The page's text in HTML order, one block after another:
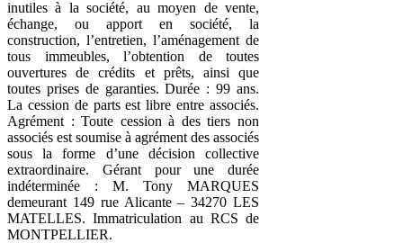
inutiles à la société, au moyen de vente,
échange, ou apport en société, la
construction, l’entretien, l’aménagement de
tous immeubles, l’obtention de toutes
ouvertures de crédits et prêts, ainsi que
toutes prises de garanties. Durée : 99 ans.
La cession de parts est libre entre associés.
Agrément : Toute cession à des tiers non
associés est soumise à agrément des associés
sous la forme d’une décision collective
extraordinaire. Gérant pour une durée
indéterminée : M. Tony MARQUES
demeurant 149 rue Alicante – 34270 LES
MATELLES. Immatriculation au RCS de
MONTPELLIER.